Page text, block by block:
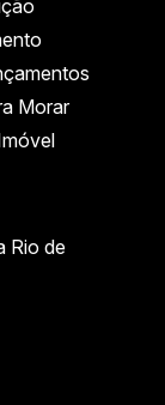
Morar
Rio de